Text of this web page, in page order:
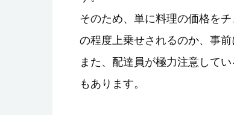
そのため、単に料理の価格を
の程度上乗せされるのか、事前
また、配達員が極力注意して
もあります。